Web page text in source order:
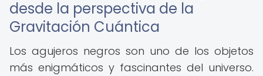
desde la perspectiva de la
Gravitación Cuántica
Los agujeros negros son uno de los objetos
más enigmáticos y fascinantes del universo.